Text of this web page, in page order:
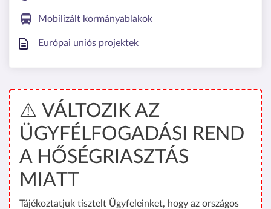
Mobilizált kormányablakok
Európai uniós projektek
⚠️ VÁLTOZIK AZ
ÜGYFÉLFOGADÁSI REND
A HŐSÉGRIASZTÁS
MIATT
Tájékoztatjuk tisztelt Ügyfeleinket, hogy az országos